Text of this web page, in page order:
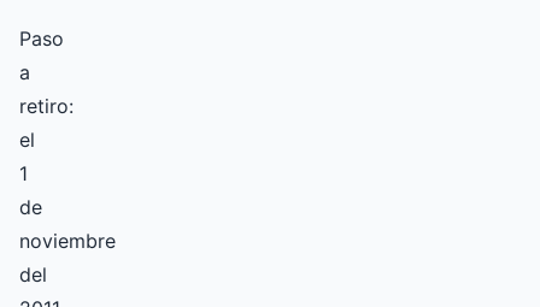
Paso
a
retiro:
el
1
de
noviembre
del